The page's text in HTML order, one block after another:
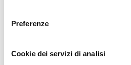
Preferenze
Cookie dei servizi di analisi
create a binance account 1 year ago